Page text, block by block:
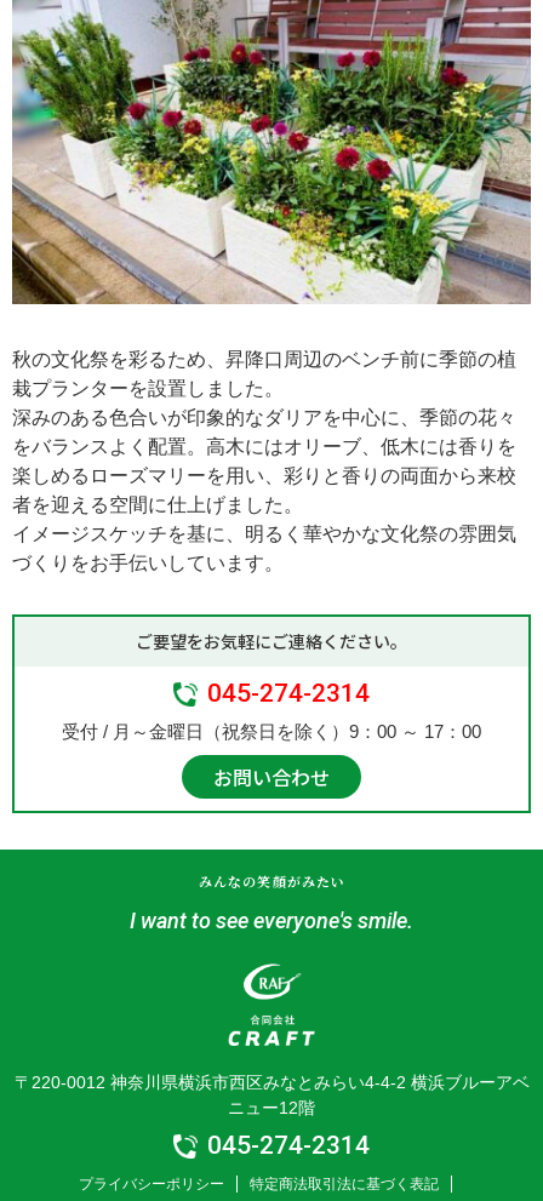
秋の文化祭を彩るため、昇降口周辺のベンチ前に季節の植
栽プランターを設置しました。
深みのある色合いが印象的なダリアを中心に、季節の花々
をバランスよく配置。高木にはオリーブ、低木には香りを
楽しめるローズマリーを用い、彩りと香りの両面から来校
者を迎える空間に仕上げました。
イメージスケッチを基に、明るく華やかな文化祭の雰囲気
づくりをお手伝いしています。
ご要望をお気軽にご連絡ください。
045-274-2314
受付 / 月～金曜日（祝祭日を除く）9：00 ～ 17：00
お問い合わせ
みんなの笑顔がみたい
I want to see everyone's smile.
〒220-0012 神奈川県横浜市西区みなとみらい4-4-2 横浜ブルーアベ
ニュー12階
045-274-2314
プライバシーポリシー 特定商法取引法に基づく表記